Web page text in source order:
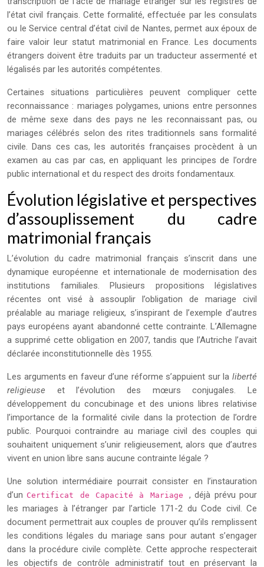
l’état civil français. Cette formalité, effectuée par les consulats
ou le Service central d’état civil de Nantes, permet aux époux de
faire valoir leur statut matrimonial en France. Les documents
étrangers doivent être traduits par un traducteur assermenté et
légalisés par les autorités compétentes.
Certaines situations particulières peuvent compliquer cette
reconnaissance : mariages polygames, unions entre personnes
de même sexe dans des pays ne les reconnaissant pas, ou
mariages célébrés selon des rites traditionnels sans formalité
civile. Dans ces cas, les autorités françaises procèdent à un
examen au cas par cas, en appliquant les principes de l’ordre
public international et du respect des droits fondamentaux.
Évolution législative et perspectives
d’assouplissement du cadre
matrimonial français
L’évolution du cadre matrimonial français s’inscrit dans une
dynamique européenne et internationale de modernisation des
institutions familiales. Plusieurs propositions législatives
récentes ont visé à assouplir l’obligation de mariage civil
préalable au mariage religieux, s’inspirant de l’exemple d’autres
pays européens ayant abandonné cette contrainte. L’Allemagne
a supprimé cette obligation en 2007, tandis que l’Autriche l’avait
déclarée inconstitutionnelle dès 1955.
Les arguments en faveur d’une réforme s’appuient sur la liberté
religieuse et l’évolution des mœurs conjugales. Le
développement du concubinage et des unions libres relativise
l’importance de la formalité civile dans la protection de l’ordre
public. Pourquoi contraindre au mariage civil des couples qui
souhaitent uniquement s’unir religieusement, alors que d’autres
vivent en union libre sans aucune contrainte légale ?
Une solution intermédiaire pourrait consister en l’instauration
d’un Certificat de Capacité à Mariage, déjà prévu pour
les mariages à l’étranger par l’article 171-2 du Code civil. Ce
document permettrait aux couples de prouver qu’ils remplissent
les conditions légales du mariage sans pour autant s’engager
dans la procédure civile complète. Cette approche respecterait
les objectifs de contrôle administratif tout en préservant la